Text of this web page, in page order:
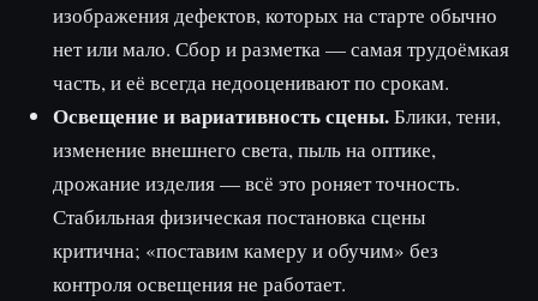
изображения дефектов, которых на старте обычно
нет или мало. Сбор и разметка — самая трудоёмкая
часть, и её всегда недооценивают по срокам.
Освещение и вариативность сцены.Блики, тени,
изменение внешнего света, пыль на оптике,
дрожание изделия — всё это роняет точность.
Стабильная физическая постановка сцены
критична; «поставим камеру и обучим» без
контроля освещения не работает.